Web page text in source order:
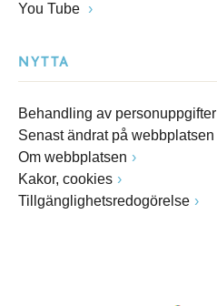
You Tube
NYTTA
Behandling av personuppgifter
Senast ändrat på webbplatsen
Om webbplatsen
Kakor, cookies
Tillgänglighetsredogörelse